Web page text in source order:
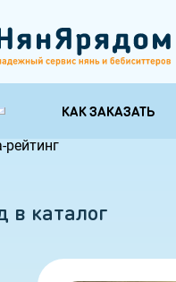
обучения и
КАК ЗАКАЗАТЬ
в каталог